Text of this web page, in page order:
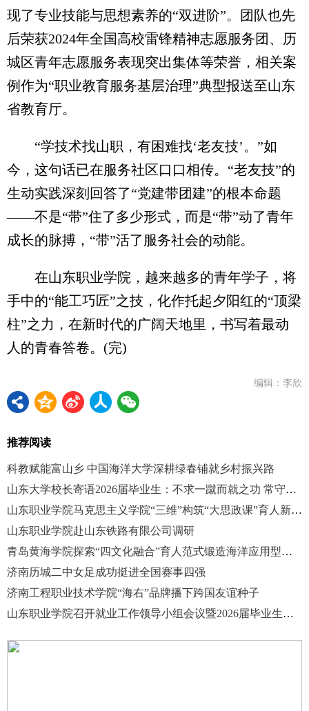
现了专业技能与思想素养的“双进阶”。团队也先
后荣获2024年全国高校雷锋精神志愿服务团、历
城区青年志愿服务表现突出集体等荣誉，相关案
例作为“职业教育服务基层治理”典型报送至山东
省教育厅。
“学技术找山职，有困难找‘老友技’。”如
今，这句话已在服务社区口口相传。“老友技”的
生动实践深刻回答了“党建带团建”的根本命题
——不是“带”住了多少形式，而是“带”动了青年
成长的脉搏，“带”活了服务社会的动能。
在山东职业学院，越来越多的青年学子，将
手中的“能工巧匠”之技，化作托起夕阳红的“顶梁
柱”之力，在新时代的广阔天地里，书写着最动
人的青春答卷。(完)
编辑：李欣
推荐阅读
科教赋能富山乡 中国海洋大学深耕绿春铺就乡村振兴路
山东大学校长寄语2026届毕业生：不求一蹴而就之功 常守滴水穿石之心
山东职业学院马克思主义学院“三维”构筑“大思政课”育人新格局
山东职业学院赴山东铁路有限公司调研
青岛黄海学院探索“四文化融合”育人范式锻造海洋应用型人才
济南历城二中女足成功挺进全国赛事四强
济南工程职业技术学院“海右”品牌播下跨国友谊种子
山东职业学院召开就业工作领导小组会议暨2026届毕业生就业工作推进会